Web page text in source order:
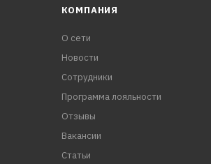
КОМПАНИЯ
О сети
Новости
Сотрудники
Программа лояльности
Отзывы
Вакансии
Статьи